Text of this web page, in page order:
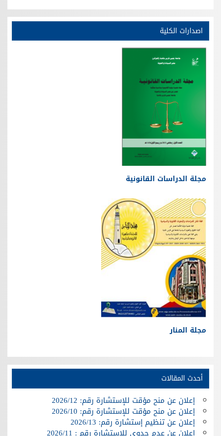
اصدارات الكلية
مجلة الدراسات القانونية
مجلة المنار
أحدث المقالات
إعلان عن منح مؤقت للإستشارة رقم: 2026/12
إعلان عن منح مؤقت للإستشارة رقم: 2026/10
إعلان عن تنظيم إستشارة رقم: 2026/13
إعلان عن عدم جدوى للإستشارة رقم : 2026/11